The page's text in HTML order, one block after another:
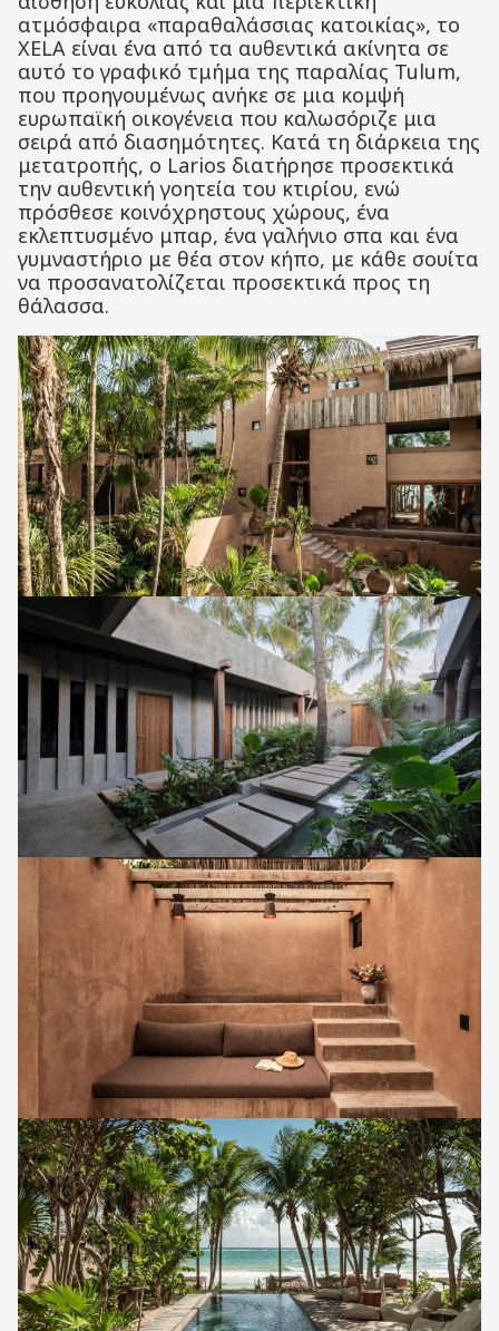
ατμόσφαιρα «παραθαλάσσιας κατοικίας», το
XELA είναι ένα από τα αυθεντικά ακίνητα σε
αυτό το γραφικό τμήμα της παραλίας Tulum,
που προηγουμένως ανήκε σε μια κομψή
ευρωπαϊκή οικογένεια που καλωσόριζε μια
σειρά από διασημότητες. Κατά τη διάρκεια της
μετατροπής, ο Larios διατήρησε προσεκτικά
την αυθεντική γοητεία του κτιρίου, ενώ
πρόσθεσε κοινόχρηστους χώρους, ένα
εκλεπτυσμένο μπαρ, ένα γαλήνιο σπα και ένα
γυμναστήριο με θέα στον κήπο, με κάθε σουίτα
να προσανατολίζεται προσεκτικά προς τη
θάλασσα.